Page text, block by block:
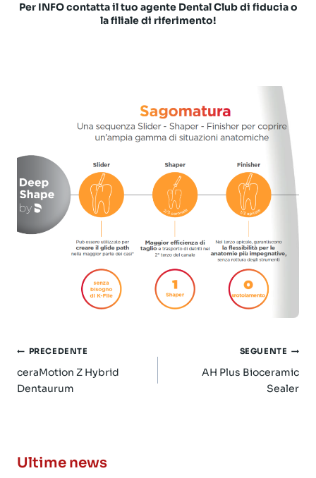
Per INFO contatta il tuo agente Dental Club di fiducia o
la filiale di riferimento!
Navigazione
articoli
PRECEDENTE
ceraMotion Z Hybrid
Dentaurum
SEGUENTE
AH Plus Bioceramic
Sealer
Ultime news